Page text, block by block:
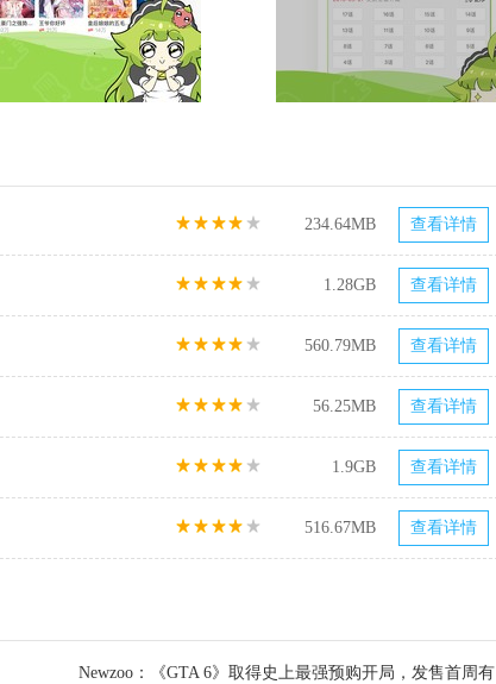
234.64MB 查看详情
1.28GB 查看详情
560.79MB 查看详情
56.25MB 查看详情
1.9GB 查看详情
516.67MB 查看详情
Newzoo：《GTA 6》取得史上最强预购开局，发售首周有